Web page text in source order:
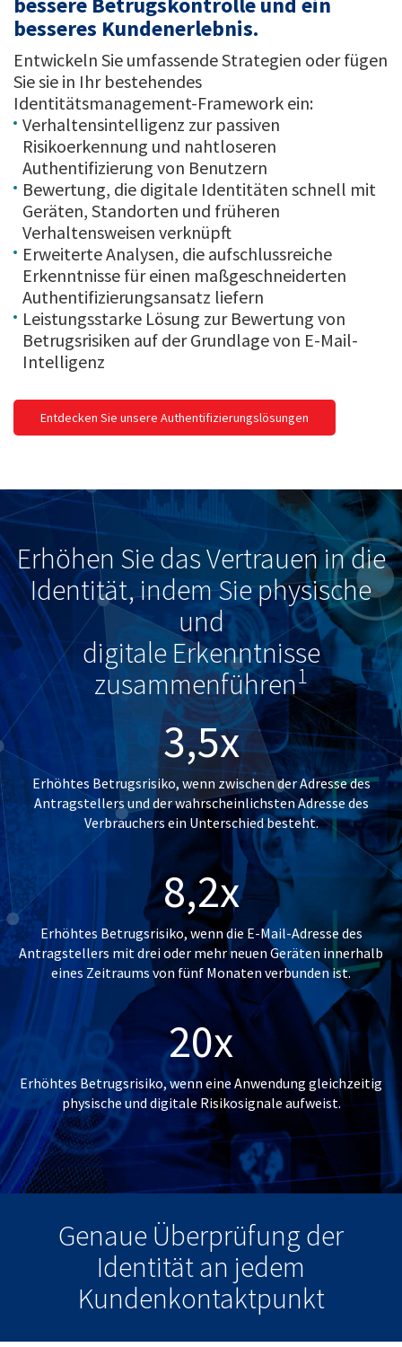
besseres Kundenerlebnis.
Entwickeln Sie umfassende Strategien oder fügen
Sie sie in Ihr bestehendes
Identitätsmanagement-Framework ein:
Verhaltensintelligenz zur passiven
Risikoerkennung und nahtloseren
Authentifizierung von Benutzern
Bewertung, die digitale Identitäten schnell mit
Geräten, Standorten und früheren
Verhaltensweisen verknüpft
Erweiterte Analysen, die aufschlussreiche
Erkenntnisse für einen maßgeschneiderten
Authentifizierungsansatz liefern
Leistungsstarke Lösung zur Bewertung von
Betrugsrisiken auf der Grundlage von E-Mail-
Intelligenz
Entdecken Sie unsere Authentifizierungslösungen
Erhöhen Sie das Vertrauen in die
Identität, indem Sie physische
und
digitale Erkenntnisse
zusammenführen1
3,5x
Erhöhtes Betrugsrisiko, wenn zwischen der Adresse des
Antragstellers und der wahrscheinlichsten Adresse des
Verbrauchers ein Unterschied besteht.
8,2x
Erhöhtes Betrugsrisiko, wenn die E-Mail-Adresse des
Antragstellers mit drei oder mehr neuen Geräten innerhalb
eines Zeitraums von fünf Monaten verbunden ist.
20x
Erhöhtes Betrugsrisiko, wenn eine Anwendung gleichzeitig
physische und digitale Risikosignale aufweist.
Genaue Überprüfung der
Identität an jedem
Kundenkontaktpunkt